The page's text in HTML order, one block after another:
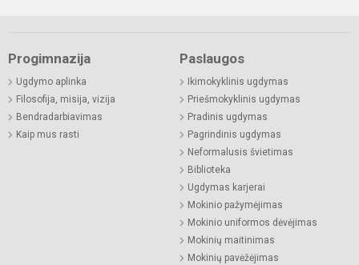
Progimnazija
Ugdymo aplinka
Filosofija, misija, vizija
Bendradarbiavimas
Kaip mus rasti
Paslaugos
Ikimokyklinis ugdymas
Priešmokyklinis ugdymas
Pradinis ugdymas
Pagrindinis ugdymas
Neformalusis švietimas
Biblioteka
Ugdymas karjerai
Mokinio pažymėjimas
Mokinio uniformos dėvėjimas
Mokinių maitinimas
Mokinių pavėžėjimas